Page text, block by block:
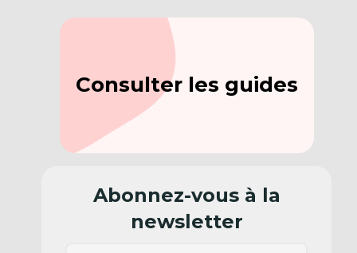
Consulter les guides
Abonnez-vous à la
newsletter